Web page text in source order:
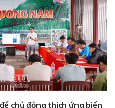
chủ động thích ứng biến